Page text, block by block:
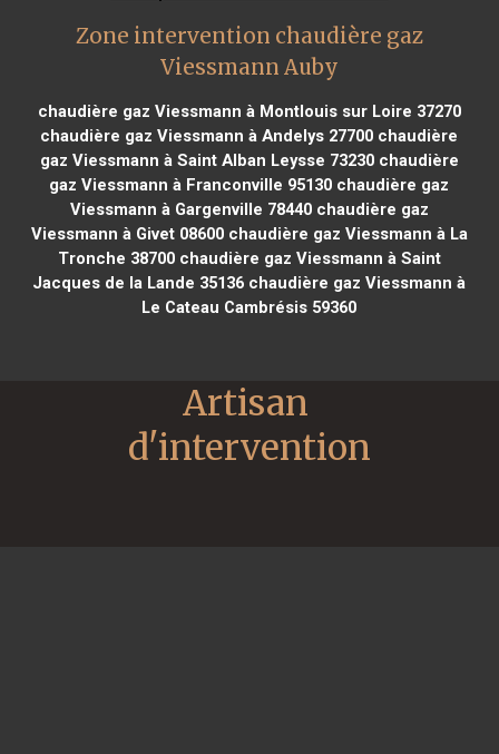
Zone intervention chaudière gaz
Viessmann Auby
chaudière gaz Viessmann à Montlouis sur Loire 37270
chaudière gaz Viessmann à Andelys 27700 chaudière
gaz Viessmann à Saint Alban Leysse 73230chaudière
gaz Viessmann à Franconville 95130 chaudière gaz
Viessmann à Gargenville 78440chaudière gaz
Viessmann à Givet 08600chaudière gaz Viessmann à La
Tronche 38700chaudière gaz Viessmann à Saint
Jacques de la Lande 35136 chaudière gaz Viessmann à
Le Cateau Cambrésis 59360
Artisan
d'intervention